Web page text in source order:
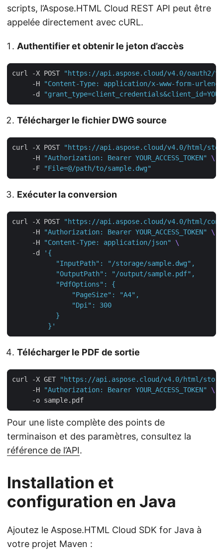
scripts, l’Aspose.HTML Cloud REST API peut être
appelée directement avec cURL.
Authentifier et obtenir le jeton d’accès
curl -X POST
"https://api.aspose.cloud/v4.0/oauth2/
     -H
"Content-Type: application/x-www-form-
     -d
Télécharger le fichier DWG source
curl -X POST
"https://api.aspose.cloud/v4.0/html/
     -H
"Authorization: Bearer YOUR_ACCESS_TOKEN"
     -F
"File=@/path/to/sample.dwg"
Exécuter la conversion
curl -X POST
"https://api.aspose.cloud/v4.0/html/
     -H
"Authorization: Bearer YOUR_ACCESS_TOKEN"
     -H
"Content-Type: application/json"
     -d
         }'
Télécharger le PDF de sortie
curl -X GET
"https://api.aspose.cloud/v4.0/html/
     -H
"Authorization: Bearer YOUR_ACCESS_TOKEN"
Pour une liste complète des points de
terminaison et des paramètres, consultez la
référence de l’API.
Installation et
configuration en Java
Ajoutez le Aspose.HTML Cloud SDK for Java à
votre projet Maven :